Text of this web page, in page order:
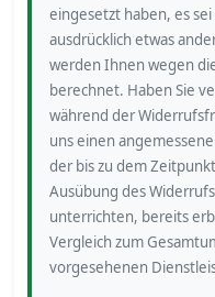
eingesetzt haben, es
ausdrücklich etwas
werden Ihnen wegen
berechnet. Haben Sie
während der
uns einen
der bis zu dem
Ausübung des
unterrichten, bereits
Vergleich zum
vorgesehenen